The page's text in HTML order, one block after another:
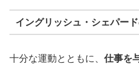
イングリッシュ・シェパー
十分な運動とともに、 仕事を